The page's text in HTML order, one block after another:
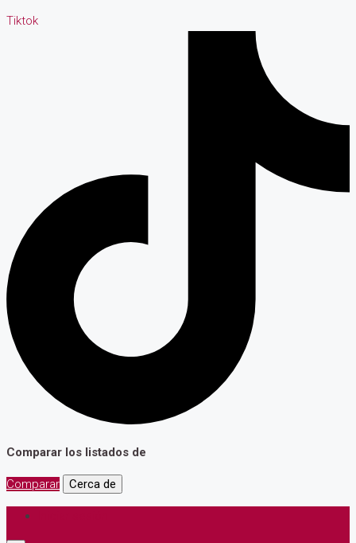
Tiktok
Comparar los listados de
Comparar Cerca de